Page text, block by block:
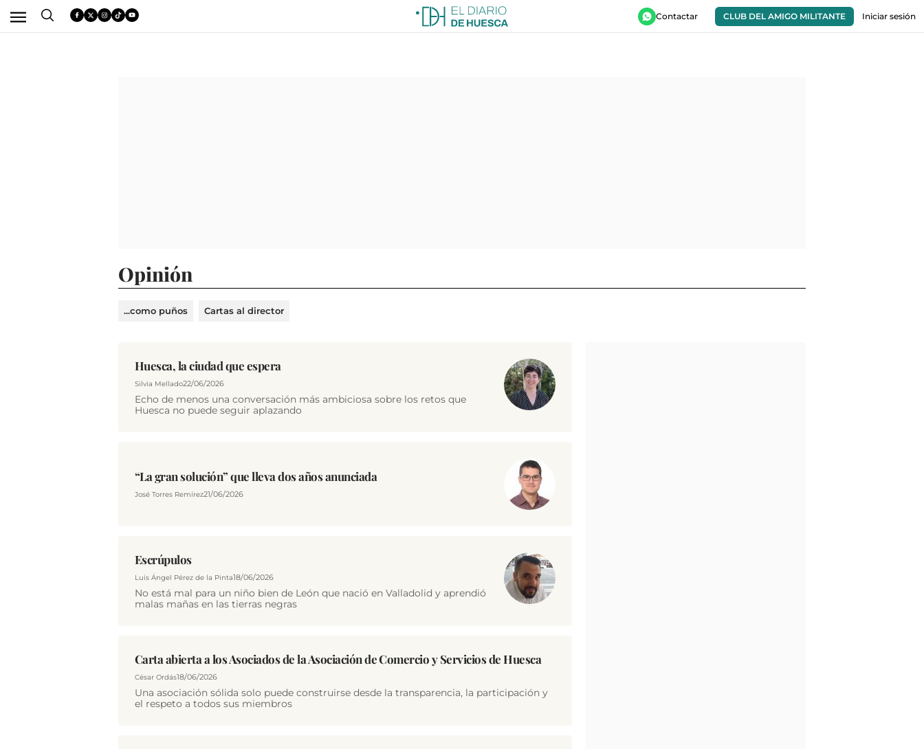
Contactar CLUB DEL AMIGO MILITANTE Iniciar sesión
Opinión
...como puños Cartas al director
Huesca, la ciudad que espera
Silvia Mellado22/06/2026
Echo de menos una conversación más ambiciosa sobre los retos que
Huesca no puede seguir aplazando
“La gran solución” que lleva dos años anunciada
José Torres Remírez21/06/2026
Escrúpulos
Luis Ángel Pérez de la Pinta18/06/2026
No está mal para un niño bien de León que nació en Valladolid y aprendió
malas mañas en las tierras negras
Carta abierta a los Asociados de la Asociación de Comercio y Servicios de Huesca
César Ordás18/06/2026
Una asociación sólida solo puede construirse desde la transparencia, la participación y
el respeto a todos sus miembros